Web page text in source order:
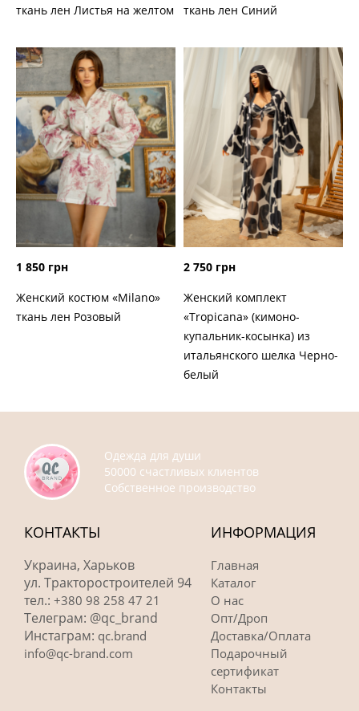
ткань лен Листья на желтом
ткань лен Синий
1 850 грн
Женский костюм «Milano»
ткань лен Розовый
2 750 грн
Женский комплект
«Tropicana» (кимоно-
купальник-косынка) из
итальянского шелка Черно-
белый
Одежда для души
50000 счастливых клиентов
Собственное производство
КОНТАКТЫ
Украина, Харьков
ул. Тракторостроителей 94
тел.: +380 98 258 47 21
Телеграм: @qc_brand
Инстаграм: qc.brand
info@qc-brand.com
ИНФОРМАЦИЯ
Главная
Каталог
О нас
Опт/Дроп
Доставка/Оплата
Подарочный
сертификат
Контакты